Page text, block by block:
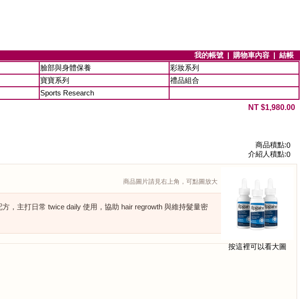
我的帳號 | 購物車內容 | 結帳
臉部與身體保養
彩妝系列
寶寶系列
禮品組合
Sports Research
NT $1,980.00
商品積點:0
介紹人積點:0
按這裡可以看大圖
商品圖片請見右上角，可點圖放大
，主打日常 twice daily 使用，協助 hair regrowth 與維持髮量密